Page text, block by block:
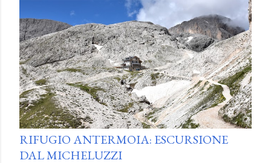
byLuca Mattiello
RIFUGIO ANTERMOIA: ESCURSIONE
DAL MICHELUZZI